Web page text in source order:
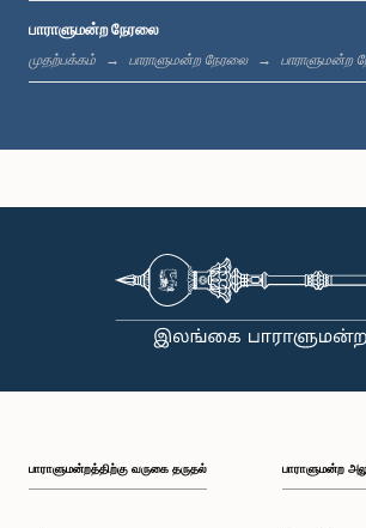
மு.ப. 11:37 - மு.ப. 11:45
மு.ப. 11:57 - பி.ப. 12:09
பி.ப. 12:09 - பி.ப. 12:18
பாராளுமன்ற நேரலை
முதற்பக்கம் பாராளுமன்ற நேரலை பாராளுமன்ற
பாராளுமன்றத்திற்கு வருகை தருதல் பாராளுமன்ற